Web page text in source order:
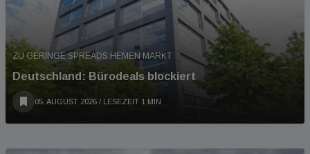
ZU GERINGE SPREADS HEMEN MARKT
Deutschland: Bürodeals blockiert
05. AUGUST 2026 / LESEZEIT 1 MIN